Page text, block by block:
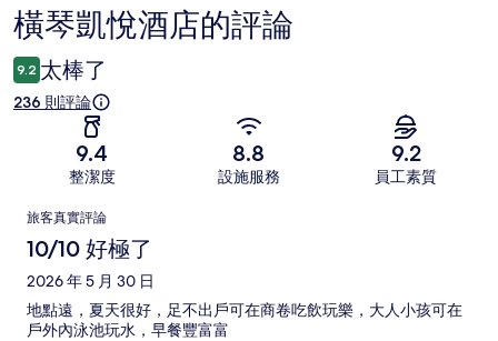
評
論
橫琴凱悅酒店的評論
9.2 太棒了
236 則評論
9.4
整潔度
8.8
設施服務
9.2
員工素質
評
論
旅客真實評論
10/10 好極了
2026 年 5 月 30 日
地點遠，夏天很好，足不出戶可在商卷吃飲玩樂，大人小孩可在
戶外內泳池玩水，早餐豐富富